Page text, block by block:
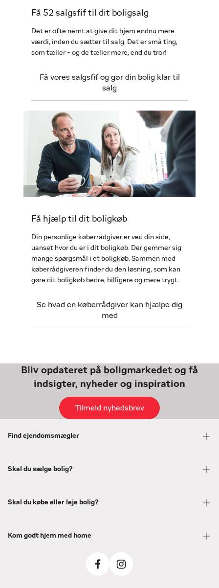
Få 52 salgsfif til dit boligsalg
Det er ofte nemt at give dit hjem endnu mere
værdi, inden du sætter til salg. Det er små ting,
som tæller - og de tæller mere, end du tror!
Få vores salgsfif og gør din bolig klar til
salg
Få hjælp til dit boligkøb
Din personlige køberrådgiver er ved din side,
uanset hvor du er i dit boligkøb. Der gemmer sig
mange spørgsmål i et boligkøb. Sammen med
køberrådgiveren finder du den løsning, som kan
gøre dit boligkøb bedre, billigere og mere trygt.
Se hvad en køberrådgiver kan hjælpe dig
med
Bliv opdateret på boligmarkedet og få
indsigter, nyheder og inspiration
Tilmeld nyhedsbrev
Find ejendomsmægler
Skal du sælge bolig?
Skal du købe eller leje bolig?
Kom godt hjem med home